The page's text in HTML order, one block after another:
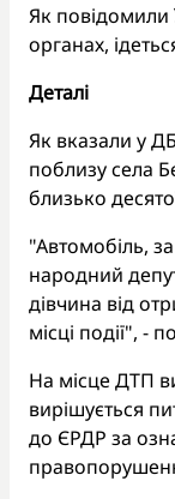
Як повідомили
органах,
Деталі
Як вказали у
поблизу села
близько
"Автомобіль,
народний
дівчина від
місці події", -
На місце ДТП
вирішується
до ЄРДР за